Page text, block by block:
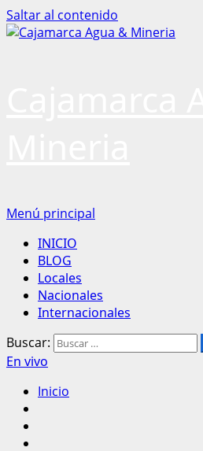
Saltar al contenido
Menú principal
INICIO
BLOG
Locales
Nacionales
Internacionales
Buscar:
En vivo
Inicio